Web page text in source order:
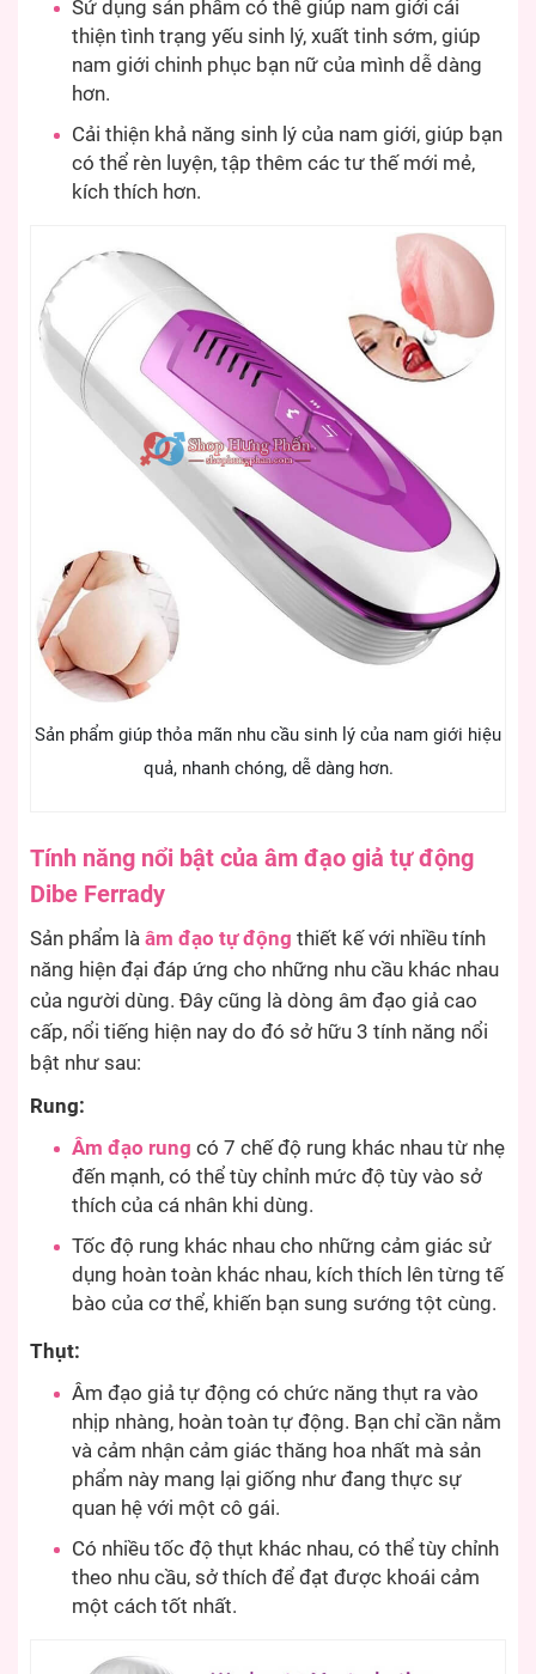
Sử dụng sản phẩm có thể giúp nam giới cải
thiện tình trạng yếu sinh lý, xuất tinh sớm, giúp
nam giới chinh phục bạn nữ của mình dễ dàng
hơn.
Cải thiện khả năng sinh lý của nam giới, giúp bạn
có thể rèn luyện, tập thêm các tư thế mới mẻ,
kích thích hơn.
Sản phẩm giúp thỏa mãn nhu cầu sinh lý của nam giới hiệu
quả, nhanh chóng, dễ dàng hơn.
Tính năng nổi bật của âm đạo giả tự động
Dibe Ferrady
Sản phẩm là âm đạo tự động thiết kế với nhiều tính
năng hiện đại đáp ứng cho những nhu cầu khác nhau
của người dùng. Đây cũng là dòng âm đạo giả cao
cấp, nổi tiếng hiện nay do đó sở hữu 3 tính năng nổi
bật như sau:
Rung:
Âm đạo rung có 7 chế độ rung khác nhau từ nhẹ
đến mạnh, có thể tùy chỉnh mức độ tùy vào sở
thích của cá nhân khi dùng.
Tốc độ rung khác nhau cho những cảm giác sử
dụng hoàn toàn khác nhau, kích thích lên từng tế
bào của cơ thể, khiến bạn sung sướng tột cùng.
Thụt:
Âm đạo giả tự động có chức năng thụt ra vào
nhịp nhàng, hoàn toàn tự động. Bạn chỉ cần nằm
và cảm nhận cảm giác thăng hoa nhất mà sản
phẩm này mang lại giống như đang thực sự
quan hệ với một cô gái.
Có nhiều tốc độ thụt khác nhau, có thể tùy chỉnh
theo nhu cầu, sở thích để đạt được khoái cảm
một cách tốt nhất.